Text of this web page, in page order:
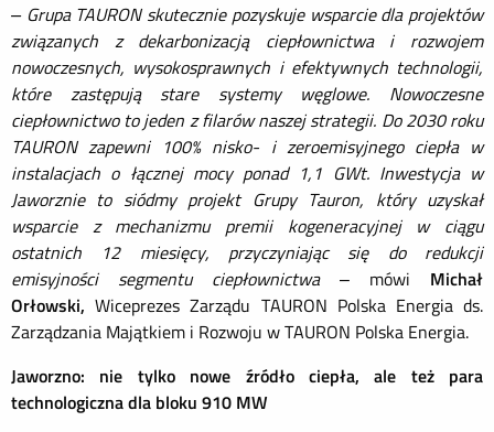
– Grupa TAURON skutecznie pozyskuje wsparcie dla projektów
związanych z dekarbonizacją ciepłownictwa i rozwojem
nowoczesnych, wysokosprawnych i efektywnych technologii,
które zastępują stare systemy węglowe. Nowoczesne
ciepłownictwo to jeden z filarów naszej strategii. Do 2030 roku
TAURON zapewni 100% nisko- i zeroemisyjnego ciepła w
instalacjach o łącznej mocy ponad 1,1 GWt. Inwestycja w
Jaworznie to siódmy projekt Grupy Tauron, który uzyskał
wsparcie z mechanizmu premii kogeneracyjnej w ciągu
ostatnich 12 miesięcy, przyczyniając się do redukcji
emisyjności segmentu ciepłownictwa – mówi Michał
Orłowski,Wiceprezes Zarządu TAURON Polska Energia ds.
Zarządzania Majątkiem i Rozwoju w TAURON Polska Energia.
Jaworzno: nie tylko nowe źródło ciepła, ale też para
technologiczna dla bloku 910 MW